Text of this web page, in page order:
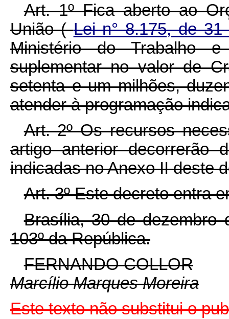
Art. 1º Fica aberto ao
União (Lei n° 8.175, de
Ministério do Trabalho
suplementar no valor de
setenta e um milhões,
atender à programação
Art. 2º Os recursos
artigo anterior decorrerão
indicadas no Anexo II deste
Art. 3º Este decreto entra
Brasília, 30 de dezembro
103º da República.
FERNANDO COLLOR
Marcílio Marques Moreira
Este texto não substitui o